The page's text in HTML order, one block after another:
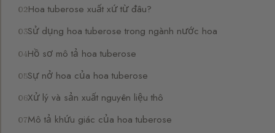
Hoa tuberose xuất xứ từ đâu?
Sử dụng hoa tuberose trong ngành nước hoa
Hồ sơ mô tả hoa tuberose
Sự nở hoa của hoa tuberose
Xử lý và sản xuất nguyên liệu thô
Mô tả khứu giác của hoa tuberose